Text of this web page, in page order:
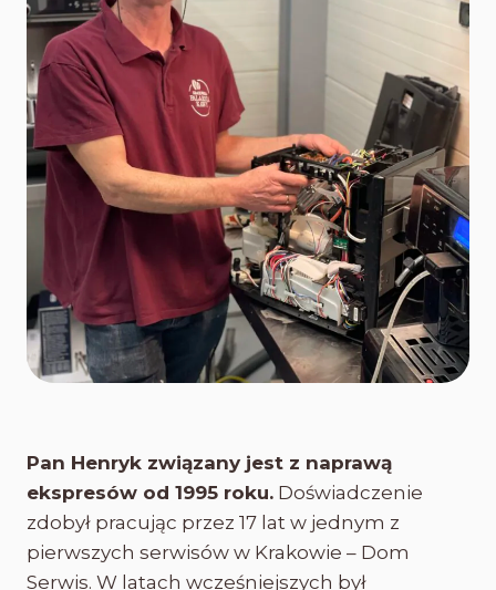
Pan Henryk związany jest z naprawą
ekspresów od 1995 roku. Doświadczenie
zdobył pracując przez 17 lat w jednym z
pierwszych serwisów w Krakowie – Dom
Serwis. W latach wcześniejszych był